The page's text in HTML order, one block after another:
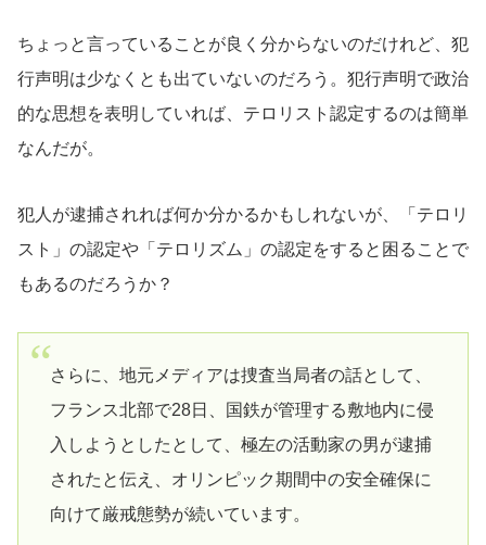
ちょっと言っていることが良く分からないのだけれど、犯
行声明は少なくとも出ていないのだろう。犯行声明で政治
的な思想を表明していれば、テロリスト認定するのは簡単
なんだが。
犯人が逮捕されれば何か分かるかもしれないが、「テロリ
スト」の認定や「テロリズム」の認定をすると困ることで
もあるのだろうか？
さらに、地元メディアは捜査当局者の話として、
フランス北部で28日、国鉄が管理する敷地内に侵
入しようとしたとして、極左の活動家の男が逮捕
されたと伝え、オリンピック期間中の安全確保に
向けて厳戒態勢が続いています。